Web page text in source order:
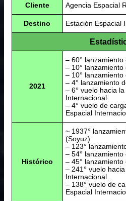
Cliente Agencia Espacial
Destino Estación Espacial
2021
– 60° lanzamiento
– 10° lanzamiento
– 10°
– 4° lanzamiento
– 6° vuelo hacia
Internacional
– 4° vuelo de
Espacial
Histórico
~ 1937°
(Soyuz)
– 123°
– 54°
– 45°
– 241° vuelo
Internacional
– 138° vuelo de
Espacial